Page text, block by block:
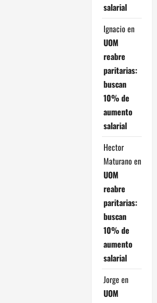
salarial
Ignacio en
UOM
reabre
paritarias:
buscan
10% de
aumento
salarial
Hector
Maturano en
UOM
reabre
paritarias:
buscan
10% de
aumento
salarial
Jorge en
UOM